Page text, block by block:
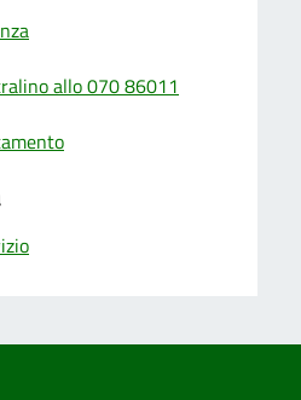
allo 070 86011